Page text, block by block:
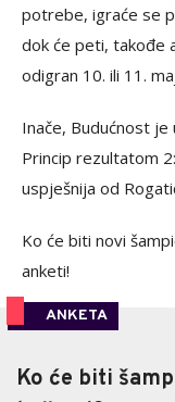
potrebe, igraće se
dok će peti, takođe
odigran 10. ili 11.
Inače, Budućnost je
Princip rezultatom
uspješnija od
Ko će biti novi
anketi!
ANKETA
Ko će biti